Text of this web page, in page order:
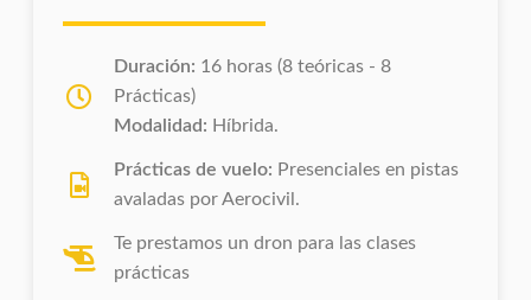
Duración: 16 horas (8 teóricas - 8
Prácticas)
Modalidad: Híbrida.
Prácticas de vuelo: Presenciales en pistas
avaladas por Aerocivil.
Te prestamos un dron para las clases
prácticas